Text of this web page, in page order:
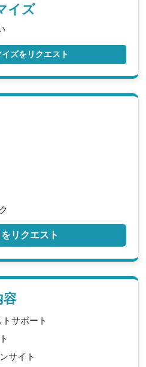
イズ
ズをリクエスト
リクエスト
容
サポート
サイト